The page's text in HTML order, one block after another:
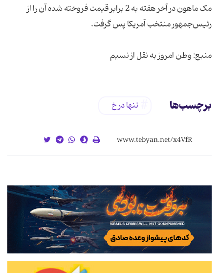
مک ماهون در آخر هفته به 2 برابر قیمت فروخته شده آن را از
منبع: وطن امروز به نقل از نسیم
برچسب‌ها تنها در خ